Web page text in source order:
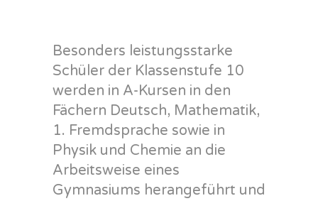
Besonders leistungsstarke
Schüler der Klassenstufe 10
werden in A-Kursen in den
Fächern Deutsch, Mathematik,
1. Fremdsprache sowie in
Physik und Chemie an die
Arbeitsweise eines
Gymnasiums herangeführt und